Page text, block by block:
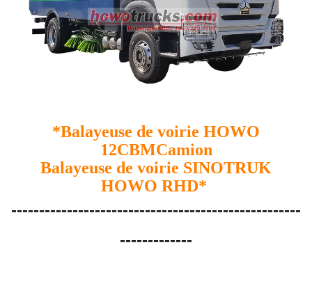
*Balayeuse de voirie HOWO
12CBMCamion
Balayeuse de voirie SINOTRUK
HOWO RHD*
----------------------------------------------------
-------------